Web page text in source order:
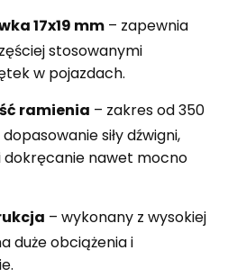
17x19 mm – zapewnia
stosowanymi
w pojazdach.
ramienia – zakres od 350
siły dźwigni,
dokręcanie nawet mocno
– wykonany z wysokiej
duże obciążenia i